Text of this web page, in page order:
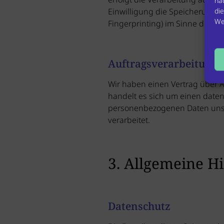
Einwilligung die Speicherung
Fingerprinting) im Sinne des
Auftragsverarbeitung
Wir haben einen Vertrag über
handelt es sich um einen
personenbezogenen Daten
verarbeitet.
3. Allgemeine
Datenschutz